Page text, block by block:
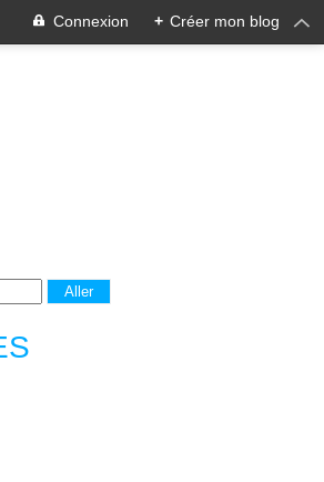
Connexion + Créer mon blog